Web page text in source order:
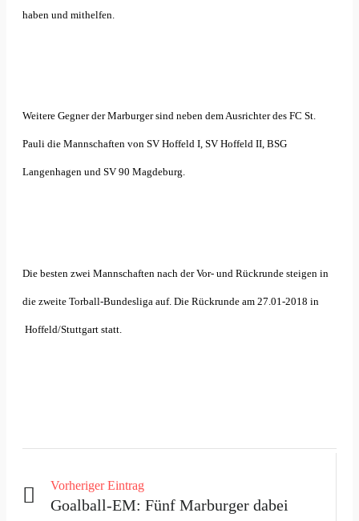
haben und mithelfen.
Weitere Gegner der Marburger sind neben dem Ausrichter des FC St.
Pauli die Mannschaften von SV Hoffeld I, SV Hoffeld II, BSG
Langenhagen und SV 90 Magdeburg.
Die besten zwei Mannschaften nach der Vor- und Rückrunde steigen in
die zweite Torball-Bundesliga auf. Die Rückrunde am 27.01-2018 in
Hoffeld/Stuttgart statt.
Vorheriger Eintrag
Goalball-EM: Fünf Marburger dabei